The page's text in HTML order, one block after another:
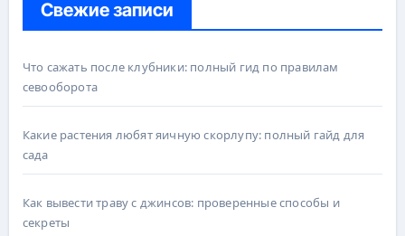
Свежие записи
Что сажать после клубники: полный гид по правилам
севооборота
Какие растения любят яичную скорлупу: полный гайд для
сада
Как вывести траву с джинсов: проверенные способы и
секреты